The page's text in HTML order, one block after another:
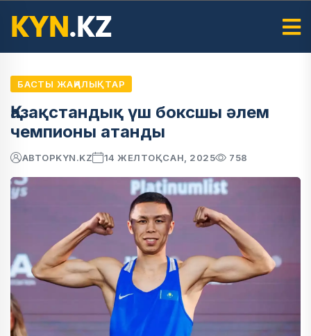
БАСТЫ ЖАҢАЛЫҚТАР
Қазақстандық үш боксшы әлем
чемпионы атанды
АВТОРKYN.KZ 14 ЖЕЛТОҚСАН, 2025 758